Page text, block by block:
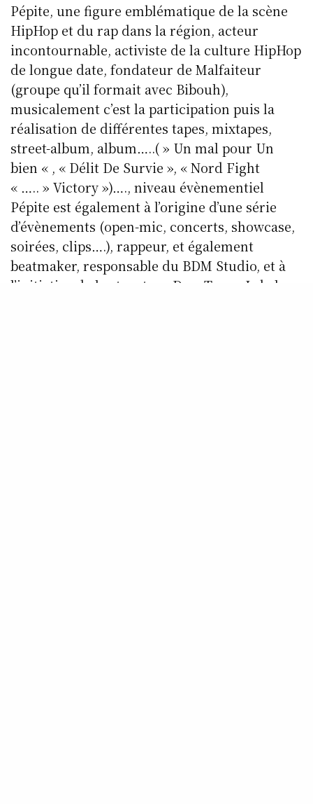
Pépite, une figure emblématique de la scène
HipHop et du rap dans la région, acteur
incontournable, activiste de la culture HipHop
de longue date, fondateur de Malfaiteur
(groupe qu’il formait avec Bibouh),
musicalement c’est la participation puis la
réalisation de différentes tapes, mixtapes,
street-album, album…..( » Un mal pour Un
bien « , « Délit De Survie », « Nord Fight
« ….. » Victory »)…., niveau évènementiel
Pépite est également à l’origine d’une série
d’évènements (open-mic, concerts, showcase,
soirées, clips….), rappeur, et également
beatmaker, responsable du BDM Studio, et à
l’initiative de la structure DopeTown, Label en